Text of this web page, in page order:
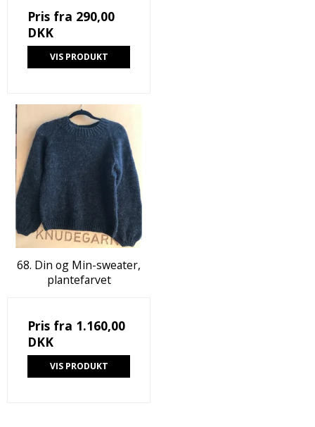
Pris fra 290,00
DKK
VIS PRODUKT
68. Din og Min-sweater,
plantefarvet
Pris fra 1.160,00
DKK
VIS PRODUKT